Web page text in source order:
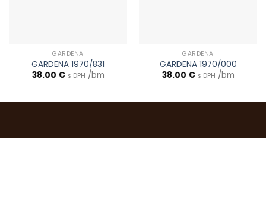
GARDENA
GARDENA 1970/831
38.00 € s DPH /bm
GARDENA
GARDENA 1970/000
38.00 € s DPH /bm